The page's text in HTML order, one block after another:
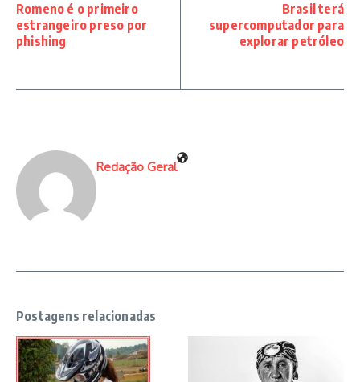
Romeno é o primeiro
estrangeiro preso por
phishing
Brasil terá
supercomputador para
explorar petróleo
Redação Geral
Postagens relacionadas